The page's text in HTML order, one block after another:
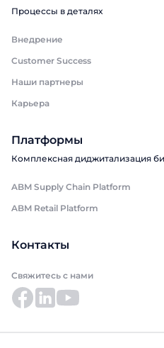
Процессы в деталях
Внедрение
Customer Success
Наши партнеры
Карьера
Платформы
Комплексная диджитализация
ABM Supply Chain Platform
ABM Retail Platform
Контакты
Свяжитесь с нами